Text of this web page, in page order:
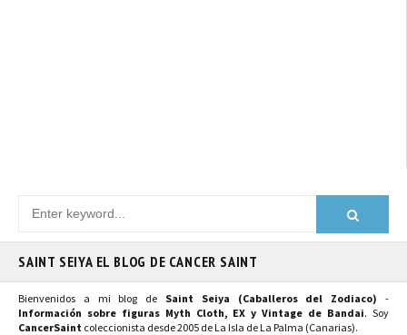
SAINT SEIYA EL BLOG DE CANCER SAINT
Bienvenidos a mi blog de Saint Seiya (Caballeros del Zodiaco) -
Información sobre figuras Myth Cloth, EX y Vintage de Bandai. Soy
CancerSaint coleccionista desde 2005 de La Isla de La Palma (Canarias).